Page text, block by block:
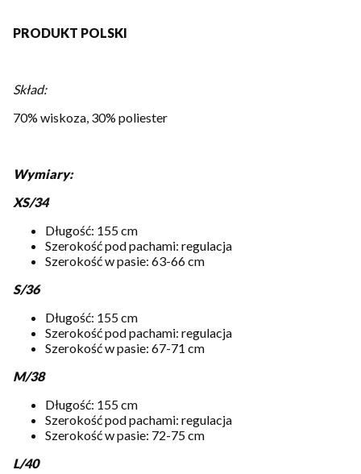
PRODUKT POLSKI
Skład:
70% wiskoza, 30% poliester
Wymiary:
XS/34
Długość: 155 cm
Szerokość pod pachami: regulacja
Szerokość w pasie: 63-66 cm
S/36
Długość: 155 cm
Szerokość pod pachami: regulacja
Szerokość w pasie: 67-71 cm
M/38
Długość: 155 cm
Szerokość pod pachami: regulacja
Szerokość w pasie: 72-75 cm
L/40